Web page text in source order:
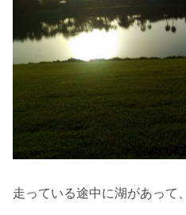
走っている途中に湖があって